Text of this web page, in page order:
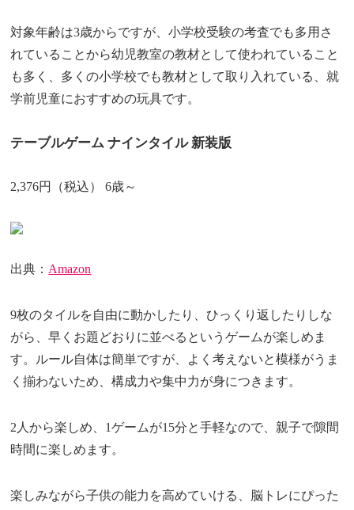
対象年齢は3歳からですが、小学校受験の考査でも多用さ
れていることから幼児教室の教材として使われていること
も多く、多くの小学校でも教材として取り入れている、就
学前児童におすすめの玩具です。
テーブルゲーム ナインタイル 新装版
2,376円（税込） 6歳～
出典： Amazon
9枚のタイルを自由に動かしたり、ひっくり返したりしな
がら、早くお題どおりに並べるというゲームが楽しめま
す。ルール自体は簡単ですが、よく考えないと模様がうま
く揃わないため、構成力や集中力が身につきます。
2人から楽しめ、1ゲームが15分と手軽なので、親子で隙間
時間に楽しめます。
楽しみながら子供の能力を高めていける、脳トレにぴった